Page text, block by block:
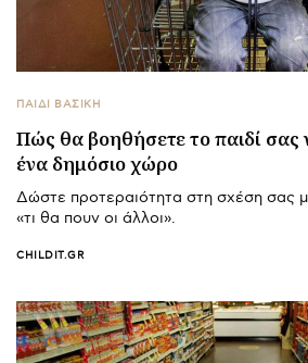
ΠΑΙΔΙ ΒΑΣΙΚΉ
Πώς θα βοηθήσετε το παιδί σας
ένα δημόσιο χώρο
Δώστε προτεραιότητα στη σχέση σας
«τι θα πουν οι άλλοι».
CHILDIT.GR